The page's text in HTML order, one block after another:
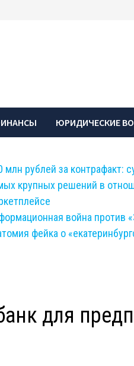
ЮРИДИЧЕСКИЕ
млн рублей за контрафакт:
крупных решений в
война против
фейка о
для